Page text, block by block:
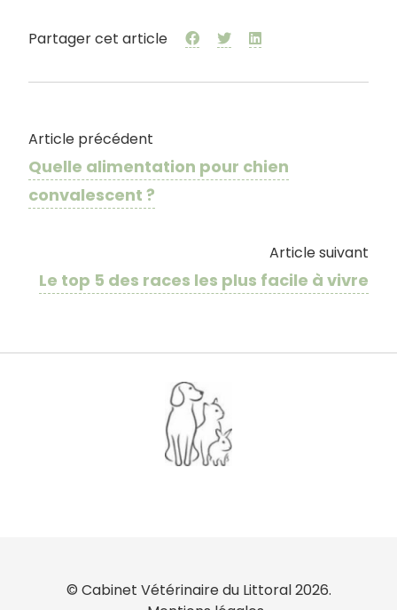
Partager cet article
Article précédent
Quelle alimentation pour chien
convalescent ?
Article suivant
Le top 5 des races les plus facile à vivre
© Cabinet Vétérinaire du Littoral 2026.